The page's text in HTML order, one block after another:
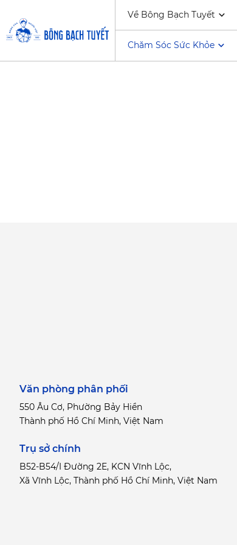
Về Bông Bạch Tuyết
Chăm Sóc Sức Khỏe
Văn phòng phân phối
550 Âu Cơ, Phường Bảy Hiền
Thành phố Hồ Chí Minh, Việt Nam
Trụ sở chính
B52-B54/I Đường 2E, KCN Vĩnh Lộc,
Xã Vĩnh Lộc, Thành phố Hồ Chí Minh, Việt Nam